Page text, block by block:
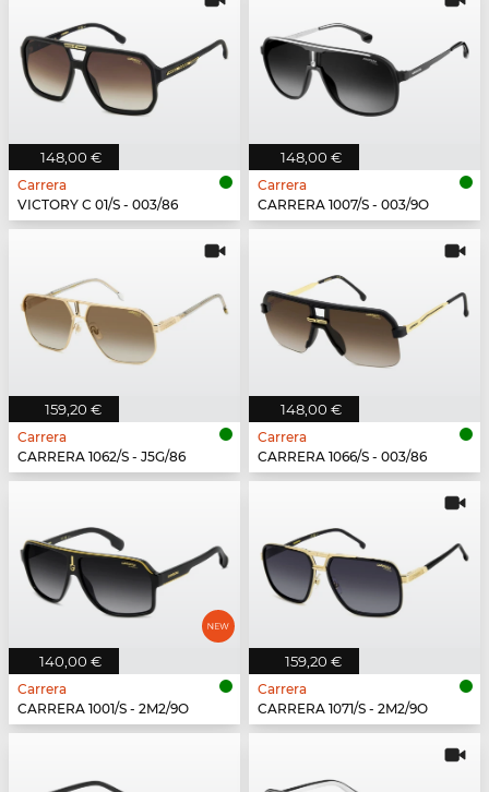
148,00 €
Carrera
VICTORY C 01/S - 003/86
148,00 €
Carrera
CARRERA 1007/S - 003/9O
159,20 €
Carrera
CARRERA 1062/S - J5G/86
148,00 €
Carrera
CARRERA 1066/S - 003/86
140,00 €
Carrera
CARRERA 1001/S - 2M2/9O
159,20 €
Carrera
CARRERA 1071/S - 2M2/9O